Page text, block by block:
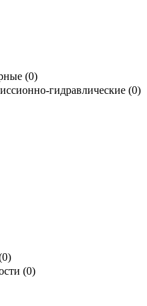
(0)
гидравлические (0)
0)
(0)